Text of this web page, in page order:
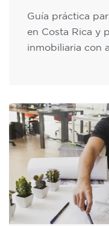
Guía práctica
en Costa Rica y
inmobiliaria con